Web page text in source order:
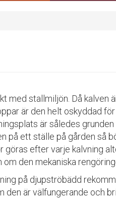
med stallmiljön. Då kalven
är den helt oskyddad
är således
på ett ställe på gården så
göras efter varje kalvning
den mekaniska
på djupströbädd
den är välfungerande och